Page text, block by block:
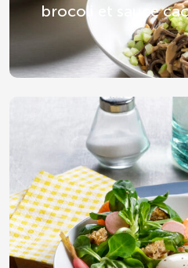
brocoli et sauce